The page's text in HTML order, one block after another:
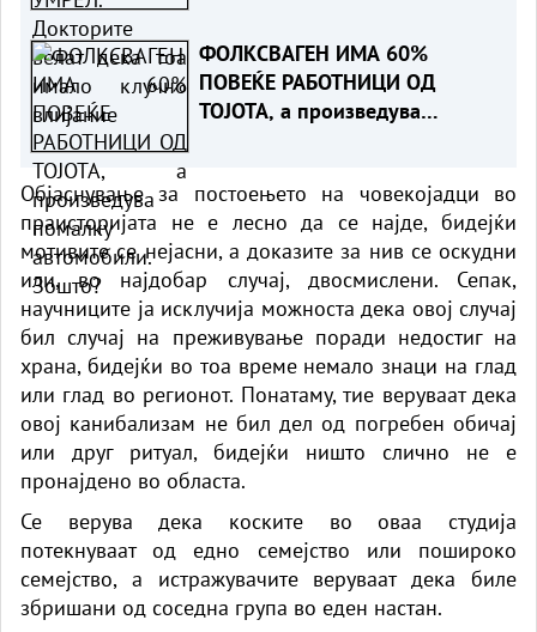
ФОЛКСВАГЕН ИМА 60%
ПОВЕЌЕ РАБОТНИЦИ ОД
ТОЈОТА, а произведува
Објаснување за постоењето на човекојадци во
праисторијата не е лесно да се најде, бидејќи
мотивите се нејасни, а доказите за нив се оскудни
или, во најдобар случај, двосмислени. Сепак,
научниците ја исклучија можноста дека овој случај
бил случај на преживување поради недостиг на
храна, бидејќи во тоа време немало знаци на глад
или глад во регионот. Понатаму, тие веруваат дека
овој канибализам не бил дел од погребен обичај
или друг ритуал, бидејќи ништо слично не е
пронајдено во областа.
Се верува дека коските во оваа студија
потекнуваат од едно семејство или пошироко
семејство, а истражувачите веруваат дека биле
збришани од соседна група во еден настан.